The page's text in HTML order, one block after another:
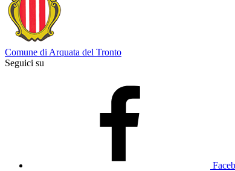
Comune di Arquata del Tronto
Seguici su